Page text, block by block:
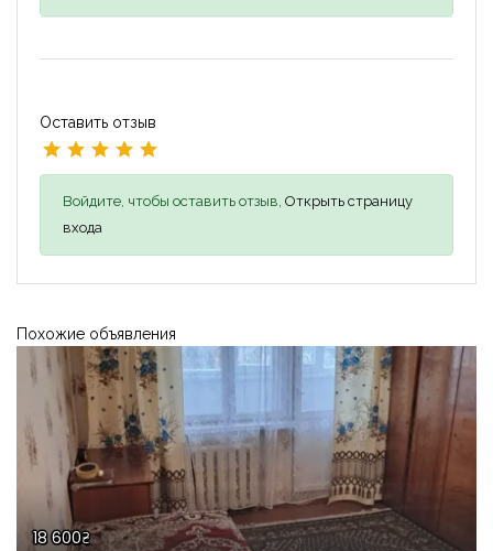
Оставить отзыв
Войдите, чтобы оставить отзыв, Открыть страницу
входа
Похожие объявления
18 600₴